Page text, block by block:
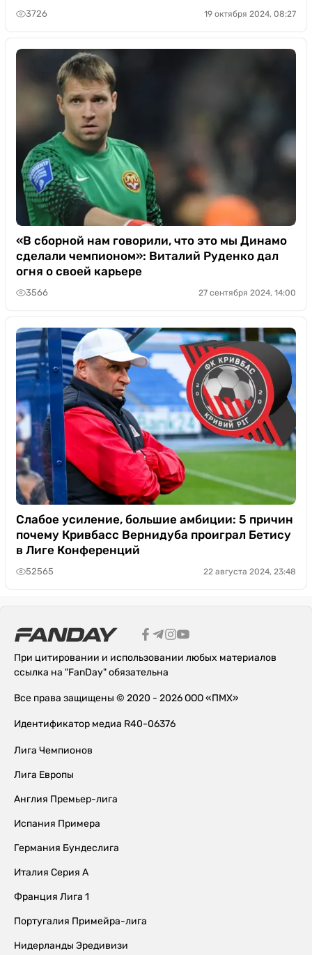
3726 19 октября 2024, 08:27
«В сборной нам говорили, что это мы Динамо
сделали чемпионом»: Виталий Руденко дал
огня о своей карьере
3566 27 сентября 2024, 14:00
Слабое усиление, большие амбиции: 5 причин
почему Кривбасс Вернидуба проиграл Бетису
в Лиге Конференций
52565 22 августа 2024, 23:48
При цитировании и использовании любых материалов
ссылка на "FanDay" обязательна
Все права защищены © 2020 - 2026 ООО «ПМХ»
Идентификатор медиа R40-06376
Лига Чемпионов
Лига Европы
Англия Премьер-лига
Испания Примера
Германия Бундеслига
Италия Серия А
Франция Лига 1
Португалия Примейра-лига
Нидерланды Эредивизи